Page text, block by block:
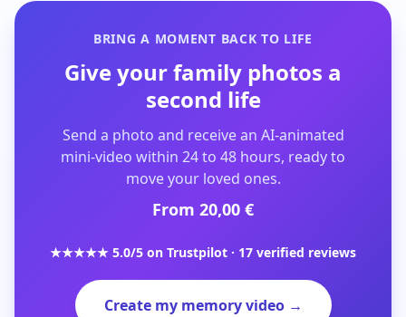
BRING A MOMENT BACK TO LIFE
Give your family photos a
second life
Send a photo and receive an AI-animated
mini-video within 24 to 48 hours, ready to
move your loved ones.
From 20,00 €
★★★★★ 5.0/5 on Trustpilot · 17 verified reviews
Create my memory video →